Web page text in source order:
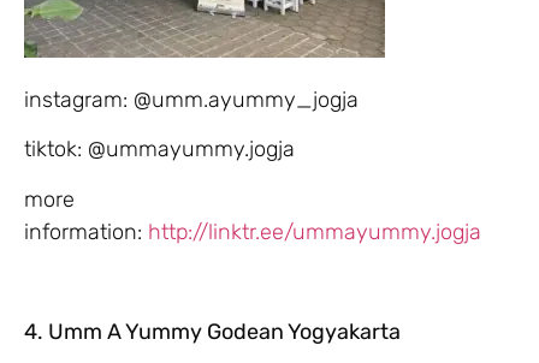
instagram: @umm.ayummy_jogja
tiktok: @ummayummy.jogja
more
information: http://linktr.ee/ummayummy.jogja
4. Umm A Yummy Godean Yogyakarta